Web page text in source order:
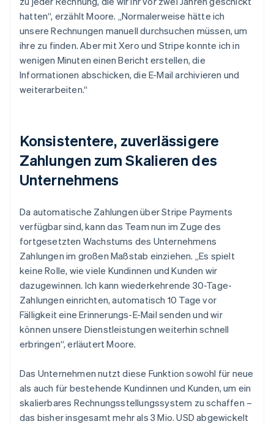
hatten“, erzählt Moore. „Normalerweise hätte ich
unsere Rechnungen manuell durchsuchen müssen, um
ihre zu finden. Aber mit Xero und Stripe konnte ich in
wenigen Minuten einen Bericht erstellen, die
Informationen abschicken, die E-Mail archivieren und
weiterarbeiten.“
Konsistentere, zuverlässigere
Zahlungen zum Skalieren des
Unternehmens
Da automatische Zahlungen über Stripe Payments
verfügbar sind, kann das Team nun im Zuge des
fortgesetzten Wachstums des Unternehmens
Zahlungen im großen Maßstab einziehen. „Es spielt
keine Rolle, wie viele Kundinnen und Kunden wir
dazugewinnen. Ich kann wiederkehrende 30-Tage-
Zahlungen einrichten, automatisch 10 Tage vor
Fälligkeit eine Erinnerungs-E-Mail senden und wir
können unsere Dienstleistungen weiterhin schnell
erbringen“, erläutert Moore.
Das Unternehmen nutzt diese Funktion sowohl für neue
als auch für bestehende Kundinnen und Kunden, um ein
skalierbares Rechnungsstellungssystem zu schaffen –
das bisher insgesamt mehr als 3 Mio. USD abgewickelt